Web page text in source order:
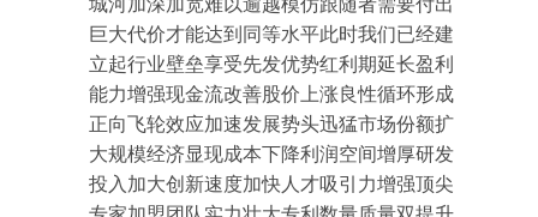
巨大代价才能达到同等水平此时我们已经建
立起行业壁垒享受先发优势红利期延长盈利
能力增强现金流改善股价上涨良性循环形成
正向飞轮效应加速发展势头迅猛市场份额扩
大规模经济显现成本下降利润空间增厚研发
投入加大创新速度加快人才吸引力增强顶尖